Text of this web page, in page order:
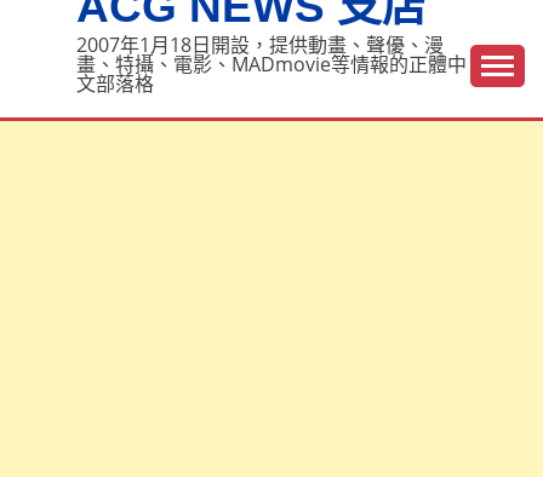
2007年1月18日開設，提供動畫、聲優、漫
畫、特攝、電影、MADmovie等情報的正體中
文部落格